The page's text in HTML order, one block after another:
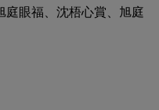
庭眼福、沈梧心賞、旭庭